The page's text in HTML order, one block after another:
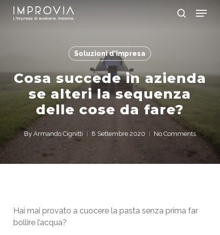
Skip
Menu
Soluzioni d'impresa
Cosa succede in azienda
se alteri la sequenza
delle cose da fare?
By Armando Cignitti 8 Settembre 2020 No Comments
Hai mai provato a cuocere la pasta senza prima far
bollire l’acqua?